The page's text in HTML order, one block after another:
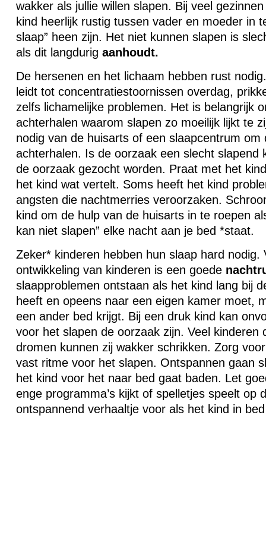
wakker als jullie willen slapen. Bij veel
kind heerlijk rustig tussen vader en moeder in
slaap” heen zijn. Het niet kunnen slapen is
als dit langdurig aanhoudt.
De hersenen en het lichaam hebben rust
leidt tot concentratiestoornissen overdag,
zelfs lichamelijke problemen. Het is belangrijk
achterhalen waarom slapen zo moeilijk lijkt te
nodig van de huisarts of een slaapcentrum om
achterhalen. Is de oorzaak een slecht slapend
de oorzaak gezocht worden. Praat met het
het kind wat vertelt. Soms heeft het kind
angsten die nachtmerries veroorzaken.
kind om de hulp van de huisarts in te roepen
kan niet slapen” elke nacht aan je bed *staat.
Zeker* kinderen hebben hun slaap hard nodig.
ontwikkeling van kinderen is een goede
slaapproblemen ontstaan als het kind lang bij
heeft en opeens naar een eigen kamer moet,
een ander bed krijgt. Bij een druk kind kan
voor het slapen de oorzaak zijn. Veel kinderen
dromen kunnen zij wakker schrikken. Zorg
vast ritme voor het slapen. Ontspannen gaan
het kind voor het naar bed gaat baden. Let
enge programma’s kijkt of spelletjes speelt op
ontspannend verhaaltje voor als het kind in